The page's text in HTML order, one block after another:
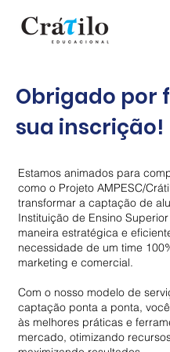
Obrigado por
sua inscrição!
Estamos animados para
como o Projeto AMPESC/
transformar a captação de
Instituição de Ensino
maneira estratégica e
necessidade de um time
marketing e comercial.
Com o nosso modelo de
captação ponta a ponta,
às melhores práticas e
mercado, otimizando